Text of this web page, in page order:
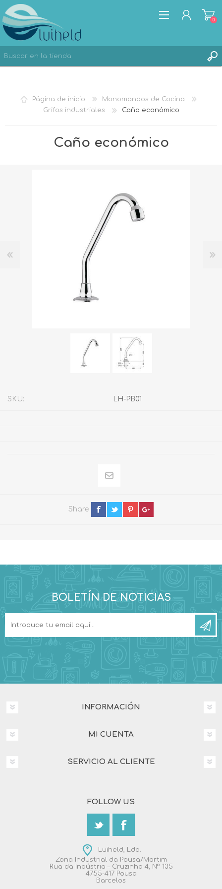
REGISTRO
INICIA SESIÓN
0
Página de inicio
Monomandos de Cocina
Grifos industriales
Caño económico
Caño económico
SKU: LH-PB01
Share
BOLETÍN DE NOTICIAS
INFORMACIÓN
MI CUENTA
SERVICIO AL CLIENTE
FOLLOW US
Luiheld, Lda.
Zona Industrial da Pousa/Martim
Rua da Indústria – Cruzinha 4, Nº 135
4755-417 Pousa
Barcelos